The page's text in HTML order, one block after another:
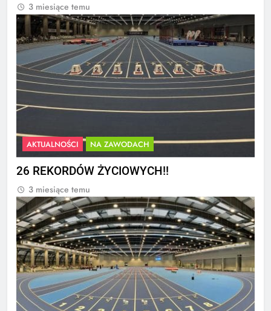
3 miesiące temu
AKTUALNOŚCI NA ZAWODACH
26 REKORDÓW ŻYCIOWYCH!!
3 miesiące temu